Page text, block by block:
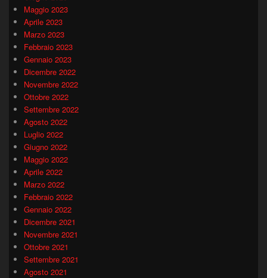
Maggio 2023
Aprile 2023
Marzo 2023
Febbraio 2023
Gennaio 2023
Dicembre 2022
Novembre 2022
Ottobre 2022
Settembre 2022
Agosto 2022
Luglio 2022
Giugno 2022
Maggio 2022
Aprile 2022
Marzo 2022
Febbraio 2022
Gennaio 2022
Dicembre 2021
Novembre 2021
Ottobre 2021
Settembre 2021
Agosto 2021